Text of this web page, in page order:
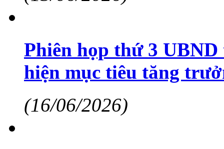
Phiên họp thứ 3
hiện mục tiêu tăng
(16/06/2026)